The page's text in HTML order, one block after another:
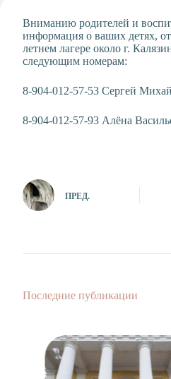
студия
Музыкальное
отделение
Служба
служба
Вниманию родителей и
информация о ваших детях,
летнем лагере около г.
следующим номерам:
8-904-012-57-53 Сергей
8-904-012-57-93 Алёна
ПРЕД.
Последние публикации